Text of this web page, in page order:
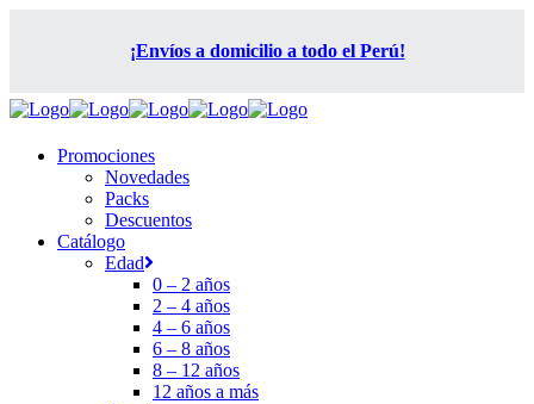
¡Envíos a domicilio a todo el Perú!
Promociones
Novedades
Packs
Descuentos
Catálogo
Edad
0 – 2 años
2 – 4 años
4 – 6 años
6 – 8 años
8 – 12 años
12 años a más